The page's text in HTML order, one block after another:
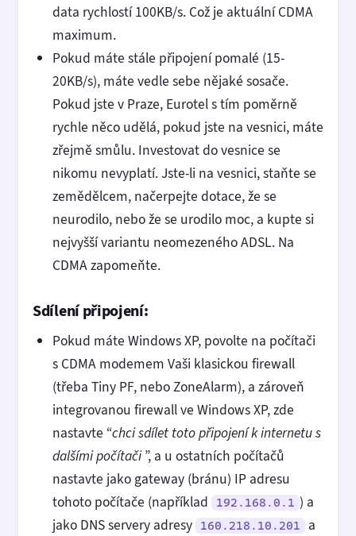
data rychlostí 100KB/s. Což je aktuální CDMA
maximum.
Pokud máte stále připojení pomalé (15-
20KB/s), máte vedle sebe nějaké sosače.
Pokud jste v Praze, Eurotel s tím poměrně
rychle něco udělá, pokud jste na vesnici, máte
zřejmě smůlu. Investovat do vesnice se
nikomu nevyplatí. Jste-li na vesnici, staňte se
zemědělcem, načerpejte dotace, že se
neurodilo, nebo že se urodilo moc, a kupte si
nejvyšší variantu neomezeného ADSL. Na
CDMA zapomeňte.
Sdílení připojení:
Pokud máte Windows XP, povolte na počítači
s CDMA modemem Vaši klasickou firewall
(třeba Tiny PF, nebo ZoneAlarm), a zároveň
integrovanou firewall ve Windows XP, zde
nastavte “chci sdílet toto připojení k internetu s
dalšími počítači”, a u ostatních počítačů
nastavte jako gateway (bránu) IP adresu
tohoto počítače (například
192.168.0.1 ) a
jako DNS servery adresy
160.218.10.201 a